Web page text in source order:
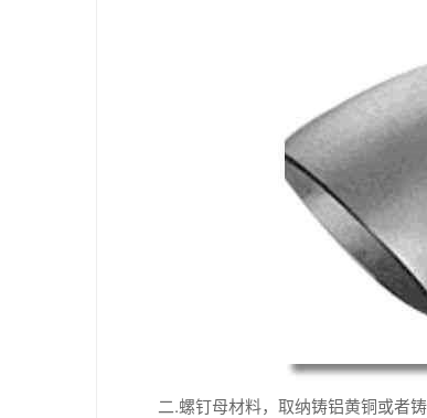
二.螺钉母材料，取纳铸铝黄铜或者